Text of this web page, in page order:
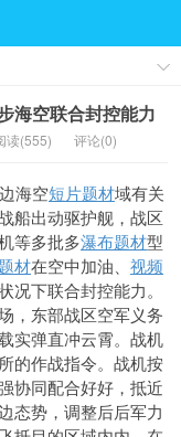
海空联合封控能力
读(555) 评论(0)
海空短片题材域有关
船出动驱护舰，战区
等多批多瀑布题材型
材在空中加油、 视频
况下联合封控能力。
，东部战区空军义务
实弹直冲云霄。战机
的作战指令。战机按
协同配合好好，抵近
态势，调整后后军力